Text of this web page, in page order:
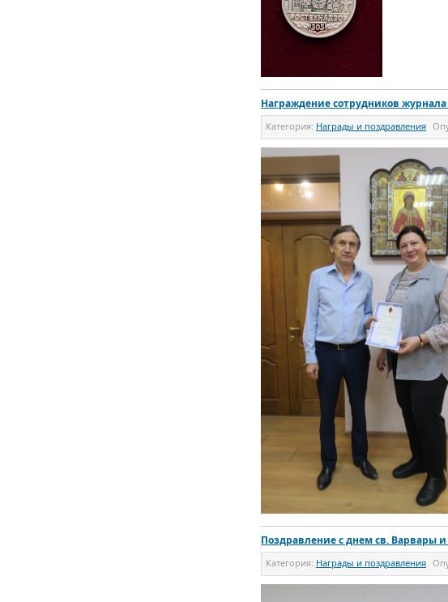
Награждение сотрудников
Категория: Награды и поздравления
Поздравление с днем св. Варвары
Категория: Награды и поздравления